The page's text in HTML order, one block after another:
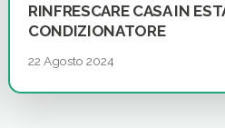
RINFRESCARE CASA IN
CONDIZIONATORE
22 Agosto 2024